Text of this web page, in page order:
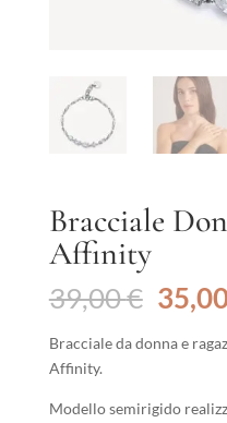
Bracciale
Affinity
39,00€ Il
prezzo
Bracciale da donna e
Affinity.
Modello semirigido